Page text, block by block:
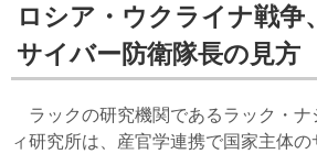
ロシア・ウクライナ戦争
サイバー防衛隊長の見方
ラックの研究機関であるラック・ナ
ィ研究所は、産官学連携で国家主体